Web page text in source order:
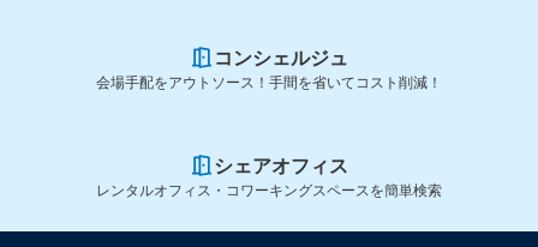
コンシェルジュ
会場手配をアウトソース！手間を省いてコスト削減！
シェアオフィス
レンタルオフィス・コワーキングスペースを簡単検索